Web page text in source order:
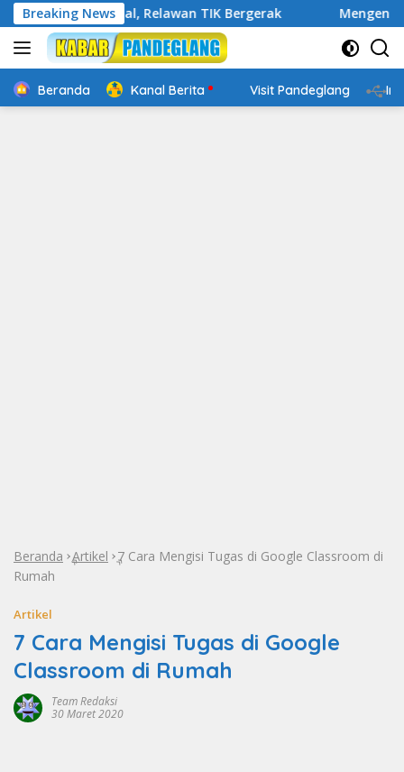
Langsung
ke
konten
Breaking News
Digital, Relawan TIK Bergerak Mengenal Website
Beranda Kanal Berita Visit Pandeglang
Beranda »
Artikel »7 Cara Mengisi Tugas di Google Classroom di
Rumah
Artikel
7 Cara Mengisi Tugas di Google
Classroom di Rumah
Team Redaksi
30 Maret 2020